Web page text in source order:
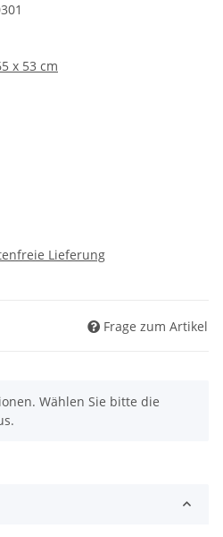
x 53 cm
Lieferung
Frage zum Artikel
Wählen Sie bitte die